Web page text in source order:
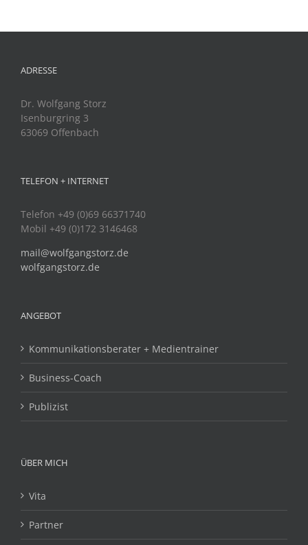
ADRESSE
Dr. Wolfgang Storz
Isenburgring 3
63069 Offenbach
TELEFON + INTERNET
Telefon +49 (0)69 66371740
Mobil +49 (0)172 3146468
mail@wolfgangstorz.de
wolfgangstorz.de
ANGEBOT
Kommunikationsberater + Medientrainer
Business-Coach
Publizist
ÜBER MICH
Vita
Partner